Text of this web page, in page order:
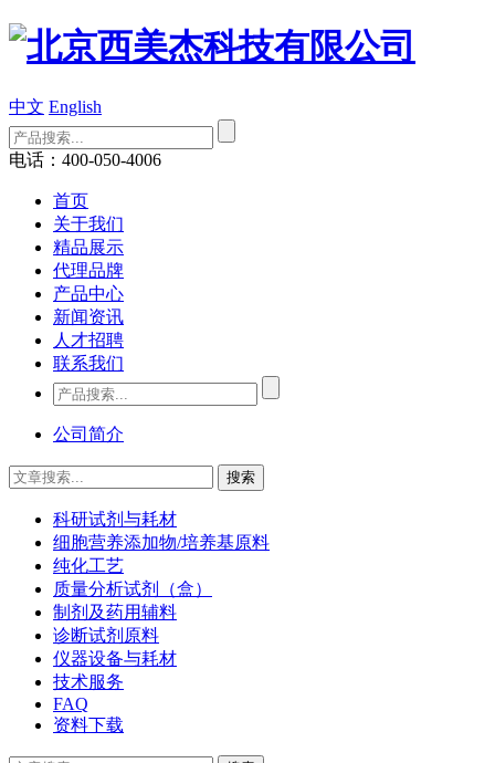
中文 English
电话：400-050-4006
首页
关于我们
精品展示
代理品牌
产品中心
新闻资讯
人才招聘
联系我们
公司简介
科研试剂与耗材
细胞营养添加物/培养基原料
纯化工艺
质量分析试剂（盒）
制剂及药用辅料
诊断试剂原料
仪器设备与耗材
技术服务
FAQ
资料下载